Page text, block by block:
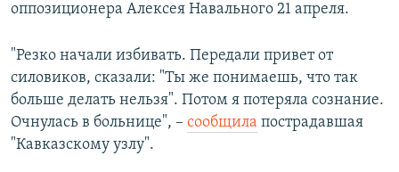
оппозиционера Алексея Навального 21 апреля.
"Резко начали избивать. Передали привет от
силовиков, сказали: "Ты же понимаешь, что так
больше делать нельзя". Потом я потеряла сознание.
Очнулась в больнице", – сообщила пострадавшая
"Кавказскому узлу".